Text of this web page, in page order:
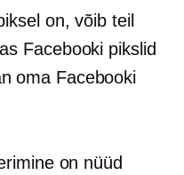
on, võib teil
Facebooki pikslid
oma Facebooki
on nüüd